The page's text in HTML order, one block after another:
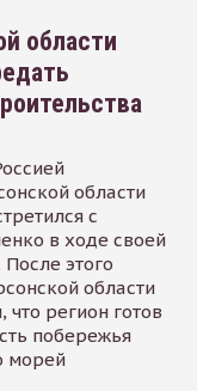
области
области
с
в ходе своей
этого
области
что регион готов
побережья
морей